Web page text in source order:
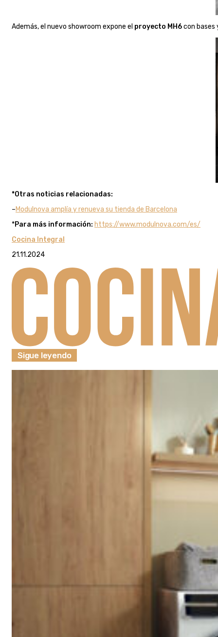
Además, el nuevo showroom expone el proyecto MH6con bases
*Otras noticias relacionadas:
–Modulnova amplía y renueva su tienda de Barcelona
*Para más información: https://www.modulnova.com/es/
Cocina Integral
21.11.2024
Sigue leyendo